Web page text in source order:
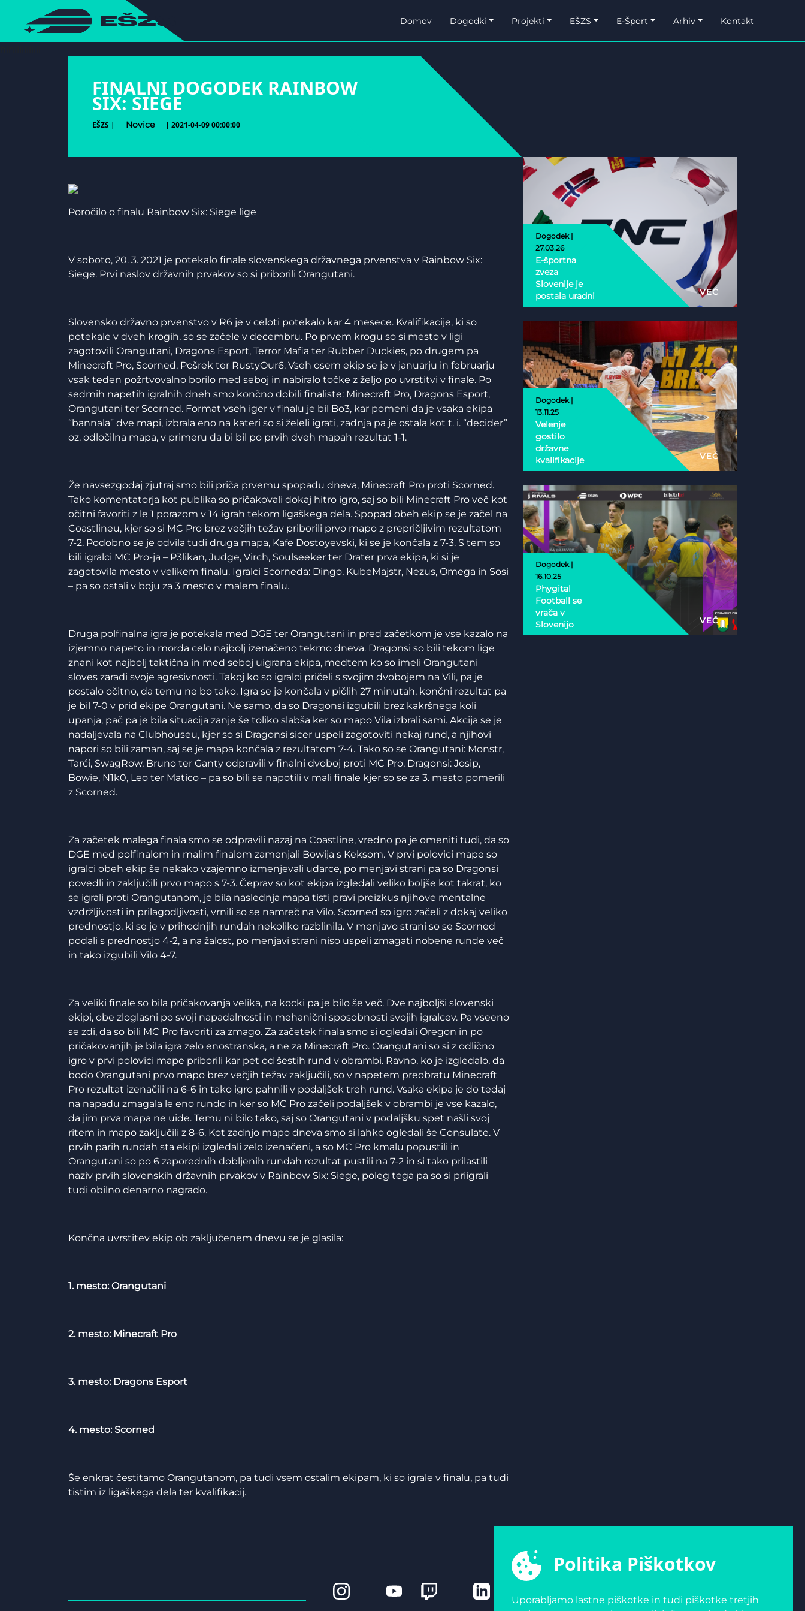
Domov Dogodki Projekti EŠZS E-Šport Arhiv Kontakt
FINALNI DOGODEK RAINBOW
SIX: SIEGE
EŠZS | Novice | 2021-04-09 00:00:00
Poročilo o finalu Rainbow Six: Siege lige
V soboto, 20. 3. 2021 je potekalo finale slovenskega državnega prvenstva v Rainbow Six:
Siege. Prvi naslov državnih prvakov so si priborili Orangutani.
Slovensko državno prvenstvo v R6 je v celoti potekalo kar 4 mesece. Kvalifikacije, ki so
potekale v dveh krogih, so se začele v decembru. Po prvem krogu so si mesto v ligi
zagotovili Orangutani, Dragons Esport, Terror Mafia ter Rubber Duckies, po drugem pa
Minecraft Pro, Scorned, Pošrek ter RustyOur6. Vseh osem ekip se je v januarju in februarju
vsak teden požrtvovalno borilo med seboj in nabiralo točke z željo po uvrstitvi v finale. Po
sedmih napetih igralnih dneh smo končno dobili finaliste: Minecraft Pro, Dragons Esport,
Orangutani ter Scorned. Format vseh iger v finalu je bil Bo3, kar pomeni da je vsaka ekipa
“bannala” dve mapi, izbrala eno na kateri so si želeli igrati, zadnja pa je ostala kot t. i. “decider”
oz. odločilna mapa, v primeru da bi bil po prvih dveh mapah rezultat 1-1.
Že navsezgodaj zjutraj smo bili priča prvemu spopadu dneva, Minecraft Pro proti Scorned.
Tako komentatorja kot publika so pričakovali dokaj hitro igro, saj so bili Minecraft Pro več kot
očitni favoriti z le 1 porazom v 14 igrah tekom ligaškega dela. Spopad obeh ekip se je začel na
Coastlineu, kjer so si MC Pro brez večjih težav priborili prvo mapo z prepričljivim rezultatom
7-2. Podobno se je odvila tudi druga mapa, Kafe Dostoyevski, ki se je končala z 7-3. S tem so
bili igralci MC Pro-ja – P3likan, Judge, Virch, Soulseeker ter Drater prva ekipa, ki si je
zagotovila mesto v velikem finalu. Igralci Scorneda: Dingo, KubeMajstr, Nezus, Omega in Sosi
– pa so ostali v boju za 3 mesto v malem finalu.
Druga polfinalna igra je potekala med DGE ter Orangutani in pred začetkom je vse kazalo na
izjemno napeto in morda celo najbolj izenačeno tekmo dneva. Dragonsi so bili tekom lige
znani kot najbolj taktična in med seboj uigrana ekipa, medtem ko so imeli Orangutani
sloves zaradi svoje agresivnosti. Takoj ko so igralci pričeli s svojim dvobojem na Vili, pa je
postalo očitno, da temu ne bo tako. Igra se je končala v pičlih 27 minutah, končni rezultat pa
je bil 7-0 v prid ekipe Orangutani. Ne samo, da so Dragonsi izgubili brez kakršnega koli
upanja, pač pa je bila situacija zanje še toliko slabša ker so mapo Vila izbrali sami. Akcija se je
nadaljevala na Clubhouseu, kjer so si Dragonsi sicer uspeli zagotoviti nekaj rund, a njihovi
napori so bili zaman, saj se je mapa končala z rezultatom 7-4. Tako so se Orangutani: Monstr,
Tarći, SwagRow, Bruno ter Ganty odpravili v finalni dvoboj proti MC Pro, Dragonsi: Josip,
Bowie, N1k0, Leo ter Matico – pa so bili se napotili v mali finale kjer so se za 3. mesto pomerili
z Scorned.
Za začetek malega finala smo se odpravili nazaj na Coastline, vredno pa je omeniti tudi, da so
DGE med polfinalom in malim finalom zamenjali Bowija s Keksom. V prvi polovici mape so
igralci obeh ekip še nekako vzajemno izmenjevali udarce, po menjavi strani pa so Dragonsi
povedli in zaključili prvo mapo s 7-3. Čeprav so kot ekipa izgledali veliko boljše kot takrat, ko
se igrali proti Orangutanom, je bila naslednja mapa tisti pravi preizkus njihove mentalne
vzdržljivosti in prilagodljivosti, vrnili so se namreč na Vilo. Scorned so igro začeli z dokaj veliko
prednostjo, ki se je v prihodnjih rundah nekoliko razblinila. V menjavo strani so se Scorned
podali s prednostjo 4-2, a na žalost, po menjavi strani niso uspeli zmagati nobene runde več
in tako izgubili Vilo 4-7.
Za veliki finale so bila pričakovanja velika, na kocki pa je bilo še več. Dve najboljši slovenski
ekipi, obe zloglasni po svoji napadalnosti in mehanični sposobnosti svojih igralcev. Pa vseeno
se zdi, da so bili MC Pro favoriti za zmago. Za začetek finala smo si ogledali Oregon in po
pričakovanjih je bila igra zelo enostranska, a ne za Minecraft Pro. Orangutani so si z odlično
igro v prvi polovici mape priborili kar pet od šestih rund v obrambi. Ravno, ko je izgledalo, da
bodo Orangutani prvo mapo brez večjih težav zaključili, so v napetem preobratu Minecraft
Pro rezultat izenačili na 6-6 in tako igro pahnili v podaljšek treh rund. Vsaka ekipa je do tedaj
na napadu zmagala le eno rundo in ker so MC Pro začeli podaljšek v obrambi je vse kazalo,
da jim prva mapa ne uide. Temu ni bilo tako, saj so Orangutani v podaljšku spet našli svoj
ritem in mapo zaključili z 8-6. Kot zadnjo mapo dneva smo si lahko ogledali še Consulate. V
prvih parih rundah sta ekipi izgledali zelo izenačeni, a so MC Pro kmalu popustili in
Orangutani so po 6 zaporednih dobljenih rundah rezultat pustili na 7-2 in si tako prilastili
naziv prvih slovenskih državnih prvakov v Rainbow Six: Siege, poleg tega pa so si priigrali
tudi obilno denarno nagrado.
Končna uvrstitev ekip ob zaključenem dnevu se je glasila:
1. mesto: Orangutani
2. mesto: Minecraft Pro
3. mesto: Dragons Esport
4. mesto: Scorned
Še enkrat čestitamo Orangutanom, pa tudi vsem ostalim ekipam, ki so igrale v finalu, pa tudi
tistim iz ligaškega dela ter kvalifikacij.
Dogodek |
27.03.26
E-športna
zveza
Slovenije je
postala uradni
nacionalni
partner
Esports
Nations Cup
2026
VEČ
Dogodek |
13.11.25
Velenje
gostilo
državne
kvalifikacije
Phygital
VEČ
Dogodek |
16.10.25
Phygital
Football se
vrača v
Slovenijo
VEČ
Politika Piškotkov
Uporabljamo lastne piškotke in tudi piškotke tretjih